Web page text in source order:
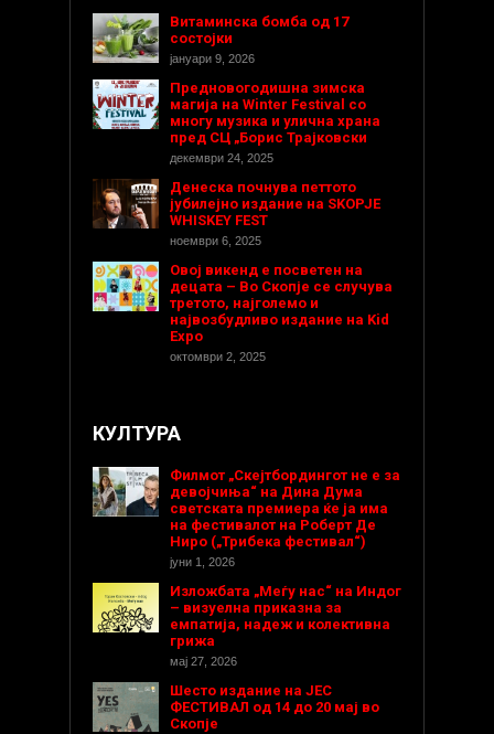
Витаминска бомба од 17
состојки
јануари 9, 2026
Предновогодишнa зимска
магија на Winter Festival со
многу музика и улична храна
пред СЦ „Борис Трајковски
декември 24, 2025
Денеска почнува петтото
јубилејно издание на SKOPJE
WHISKEY FEST
ноември 6, 2025
Овој викенд е посветен на
децата – Во Скопје се случува
третото, најголемо и
највозбудливо издание на Kid
Expo
октомври 2, 2025
КУЛТУРА
Филмот „Скејтбордингот не е за
девојчиња“ на Дина Дума
светската премиера ќе ја има
на фестивалот на Роберт Де
Ниро („Трибека фестивал“)
јуни 1, 2026
Изложбата „Меѓу нас“ на Индог
– визуелна приказна за
емпатија, надеж и колективна
грижа
мај 27, 2026
Шесто издание на ЈЕС
ФЕСТИВАЛ од 14 до 20 мај во
Скопје